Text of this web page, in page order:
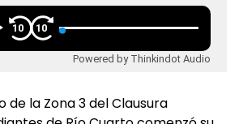
10 10
Powered by Thinkindot Audio
de la Zona 3 del Clausura